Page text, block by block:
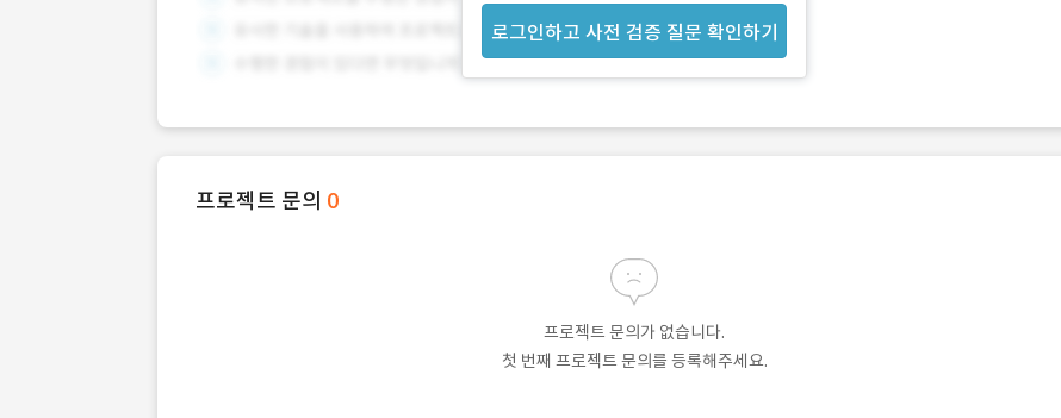
로그인하고 사전 검증 질문 확인하기
프로젝트 문의 0
프로젝트 문의가 없습니다.
첫 번째 프로젝트 문의를 등록해주세요.